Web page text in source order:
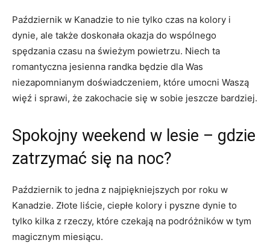
Październik w Kanadzie to nie tylko czas na kolory i
dynie, ale także⁤ doskonała okazja do wspólnego
spędzania czasu na świeżym powietrzu. Niech ta
romantyczna jesienna randka będzie dla Was
niezapomnianym doświadczeniem, które umocni Waszą
więź i sprawi, że ‍zakochacie się w ​sobie⁢ jeszcze bardziej.
Spokojny weekend w ​lesie – gdzie
zatrzymać się na noc?
Październik to jedna z najpiękniejszych ​por roku w
Kanadzie. Złote liście, ciepłe ​kolory i pyszne dynie to
tylko kilka z rzeczy, które czekają na ⁣podróżników w ‌tym
magicznym miesiącu.